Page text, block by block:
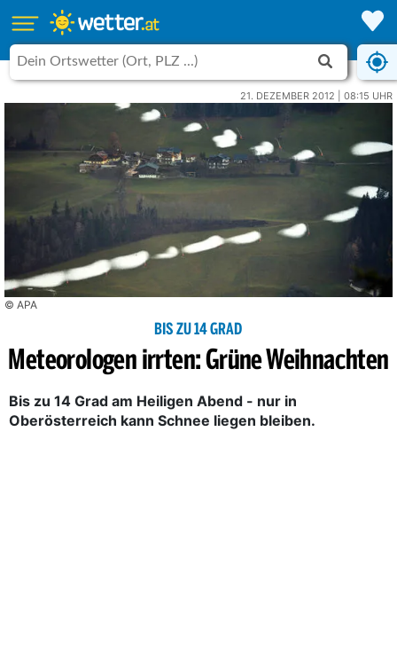
21. DEZEMBER 2012 | 08:15 UHR
© APA
BIS ZU 14 GRAD
Meteorologen irrten: Grüne Weihnachten
Bis zu 14 Grad am Heiligen Abend - nur in
Oberösterreich kann Schnee liegen bleiben.